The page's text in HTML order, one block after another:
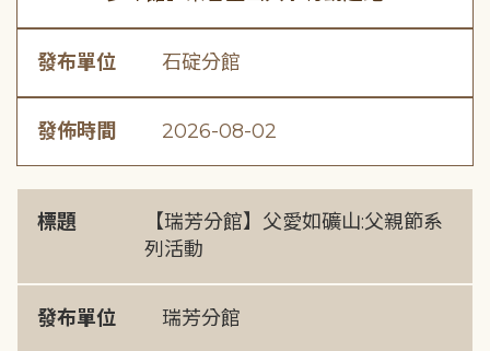
發布單位 石碇分館
發佈時間 2026-08-02
標題
【瑞芳分館】父愛如礦山:父親節系
列活動
發布單位 瑞芳分館